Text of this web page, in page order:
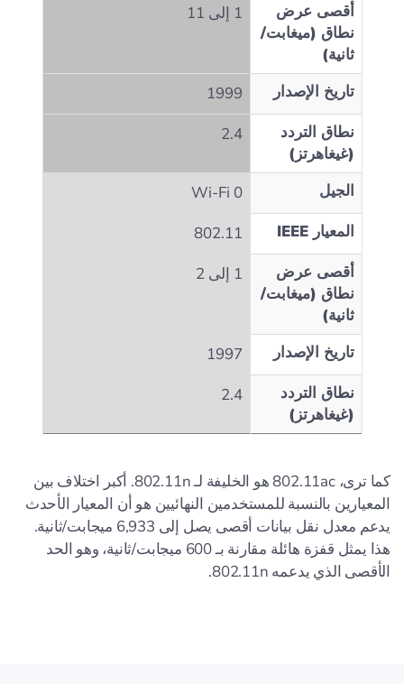
أقصى عرض
نطاق (ميغابت/
ثانية)
1 إلى 11
تاريخ الإصدار
1999
نطاق التردد
(غيغاهرتز)
2.4
الجيل
Wi‑Fi 0
المعيار IEEE
802.11
أقصى عرض
نطاق (ميغابت/
ثانية)
1 إلى 2
تاريخ الإصدار
1997
نطاق التردد
(غيغاهرتز)
2.4
كما ترى، 802.11ac هو الخليفة لـ 802.11n. أكبر اختلاف بين
المعيارين بالنسبة للمستخدمين النهائيين هو أن المعيار الأحدث
يدعم معدل نقل بيانات أقصى يصل إلى 6,933 ميجابت/ثانية.
هذا يمثل قفزة هائلة مقارنة بـ 600 ميجابت/ثانية، وهو الحد
الأقصى الذي يدعمه 802.11n.